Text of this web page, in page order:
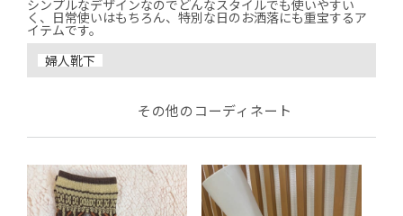
シンプルなデザインなのでどんなスタイルでも使いやすい
く、日常使いはもちろん、特別な日のお洒落にも重宝するア
婦人靴下
その他のコーディネート